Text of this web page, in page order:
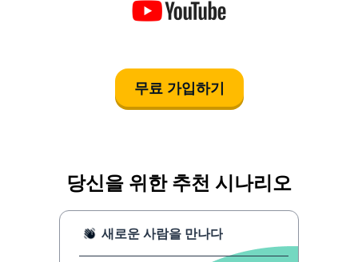
무료 가입하기
당신을 위한 추천 시나리오
새로운 사람을 만나다